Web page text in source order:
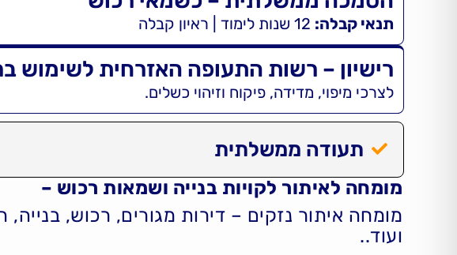
תנאי קבלה:
רישיון – רשות התעופה האזרחית לשימוש
לצרכי מיפוי, מדידה, פיקוח וזיהוי כשלים.
תעודה ממשלתית
מומחה לאיתור לקויות בנייה ושמאות רכוש –
מומחה איתור נזקים – דירות מגורים, רכוש, בנייה,
ועוד..